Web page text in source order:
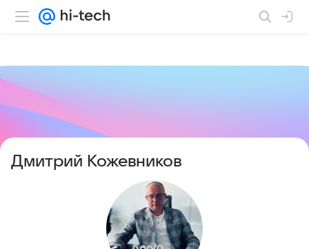
Дмитрий Кожевников